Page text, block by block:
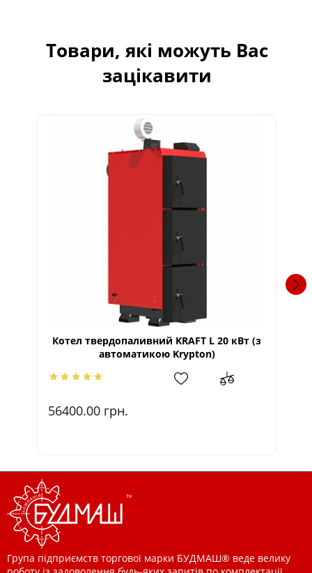
Товари, які можуть Вас
зацікавити
Котел твердопаливний KRAFT L 20 кВт (з
автоматикою Krypton)
56400.00 грн.
Група підприємств торгової марки БУДМАШ® веде велику